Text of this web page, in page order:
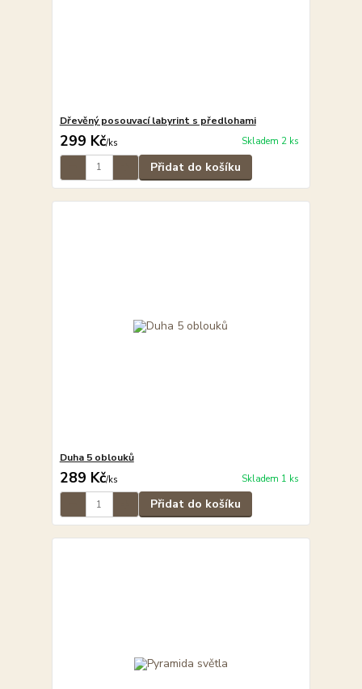
Dřevěný posouvací labyrint s předlohami
299 Kč/ks Skladem 2 ks
Přidat do košíku
Duha 5 oblouků
289 Kč/ks Skladem 1 ks
Přidat do košíku